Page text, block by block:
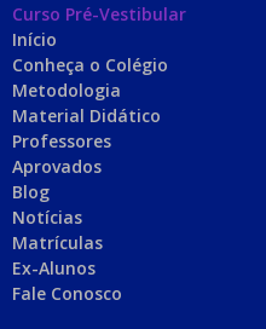
Curso Pré-Vestibular
Início
Conheça o Colégio
Metodologia
Material Didático
Professores
Aprovados
Blog
Notícias
Matrículas
Ex-Alunos
Fale Conosco